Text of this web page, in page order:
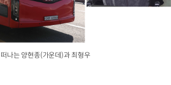
나는 양현종(가운데)과 최형우